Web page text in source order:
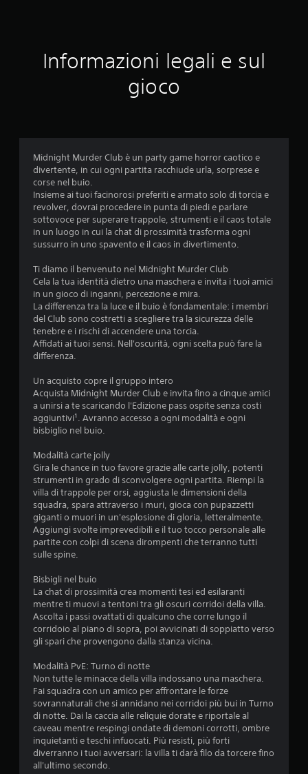
e
i
i
.
3
8
t
e
l
e
s
u
a
Informazioni legali e sul
gioco
Midnight Murder Club è un party game horror caotico e
divertente, in cui ogni partita racchiude urla, sorprese e
corse nel buio.
Insieme ai tuoi facinorosi preferiti e armato solo di torcia e
revolver, dovrai procedere in punta di piedi e parlare
sottovoce per superare trappole, strumenti e il caos totale
in un luogo in cui la chat di prossimità trasforma ogni
sussurro in uno spavento e il caos in divertimento.‎
Ti diamo il benvenuto nel Midnight Murder Club
Cela la tua identità dietro una maschera e invita i tuoi amici
in un gioco di inganni, percezione e mira.
La differenza tra la luce e il buio è fondamentale: i membri
del Club sono costretti a scegliere tra la sicurezza delle
tenebre e i rischi di accendere una torcia.
Affidati ai tuoi sensi. Nell'oscurità, ogni scelta può fare la
differenza.
Un acquisto copre il gruppo intero
Acquista Midnight Murder Club e invita fino a cinque amici
a unirsi a te scaricando l'Edizione pass ospite senza costi
aggiuntivi¹. Avranno accesso a ogni modalità e ogni
bisbiglio nel buio.
Modalità carte jolly
Gira le chance in tuo favore grazie alle carte jolly, potenti
strumenti in grado di sconvolgere ogni partita. Riempi la
villa di trappole per orsi, aggiusta le dimensioni della
squadra, spara attraverso i muri, gioca con pupazzetti
giganti o muori in un'esplosione di gloria, letteralmente.
Aggiungi svolte imprevedibili e il tuo tocco personale alle
partite con colpi di scena dirompenti che terranno tutti
sulle spine.
Bisbigli nel buio
La chat di prossimità crea momenti tesi ed esilaranti
mentre ti muovi a tentoni tra gli oscuri corridoi della villa.
Ascolta i passi ovattati di qualcuno che corre lungo il
corridoio al piano di sopra, poi avvicinati di soppiatto verso
gli spari che provengono dalla stanza vicina.
Modalità PvE: Turno di notte
Non tutte le minacce della villa indossano una maschera.
Fai squadra con un amico per affrontare le forze
sovrannaturali che si annidano nei corridoi più bui in Turno
di notte. Dai la caccia alle reliquie dorate e riportale al
caveau mentre respingi ondate di demoni corrotti, ombre
inquietanti e teschi infuocati. Più resisti, più forti
diverranno i tuoi avversari: la villa ti darà filo da torcere fino
all'ultimo secondo.